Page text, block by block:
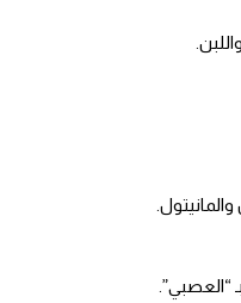
“العصبي”.